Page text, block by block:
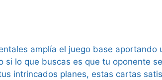
amplía el juego base
si lo que buscas es que tu oponente
intrincados planes, estas cartas